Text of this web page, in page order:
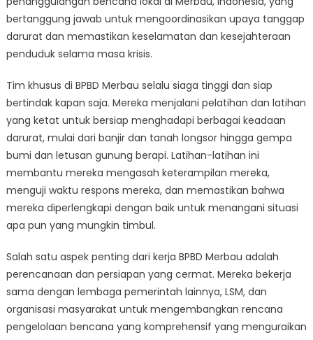
Mereka
Diri
Darurat
bertanggung jawab untuk mengoordinasikan upaya tanggap
darurat dan memastikan keselamatan dan kesejahteraan
penduduk selama masa krisis.
Tim khusus di BPBD Merbau selalu siaga tinggi dan siap
bertindak kapan saja. Mereka menjalani pelatihan dan latihan
yang ketat untuk bersiap menghadapi berbagai keadaan
darurat, mulai dari banjir dan tanah longsor hingga gempa
bumi dan letusan gunung berapi. Latihan-latihan ini
membantu mereka mengasah keterampilan mereka,
menguji waktu respons mereka, dan memastikan bahwa
mereka diperlengkapi dengan baik untuk menangani situasi
apa pun yang mungkin timbul.
Salah satu aspek penting dari kerja BPBD Merbau adalah
perencanaan dan persiapan yang cermat. Mereka bekerja
sama dengan lembaga pemerintah lainnya, LSM, dan
organisasi masyarakat untuk mengembangkan rencana
pengelolaan bencana yang komprehensif yang menguraikan